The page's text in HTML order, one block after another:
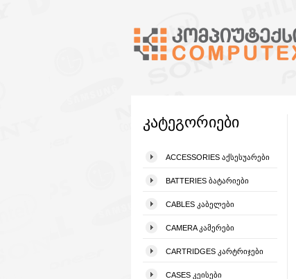
კატეგორიები
ACCESSORIES ᲐᲥᲡᲔᲡᲣᲐᲠᲔᲑᲘ
BATTERIES ᲑᲐᲢᲐᲠᲘᲔᲑᲘ
CABLES ᲙᲐᲑᲔᲚᲔᲑᲘ
CAMERA ᲙᲐᲛᲔᲠᲔᲑᲘ
CARTRIDGES ᲙᲐᲠᲢᲠᲘᲯᲔᲑᲘ
CASES ᲙᲔᲘᲡᲔᲑᲘ